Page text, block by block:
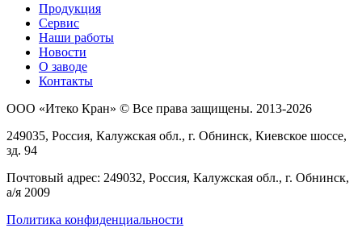
Продукция
Сервис
Наши работы
Новости
О заводе
Контакты
ООО «Итеко Кран» © Все права защищены. 2013-2026
249035, Россия, Калужская обл., г. Обнинск, Киевское шоссе,
зд. 94
Почтовый адрес: 249032, Россия, Калужская обл., г. Обнинск,
а/я 2009
Политика конфиденциальности